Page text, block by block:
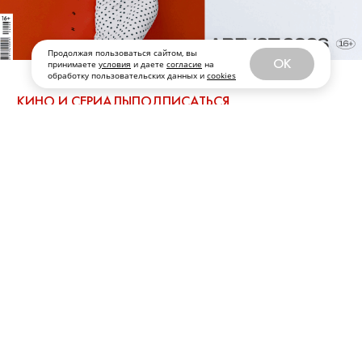
Продолжая пользоваться сайтом, вы
принимаете условия и даете согласие на
обработку пользовательских данных и cookies
OK
КИНО И СЕРИАЛЫПОДПИСАТЬСЯ